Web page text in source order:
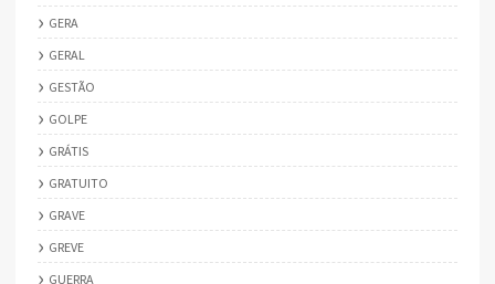
GERA
GERAL
GESTÃO
GOLPE
GRÁTIS
GRATUITO
GRAVE
GREVE
GUERRA